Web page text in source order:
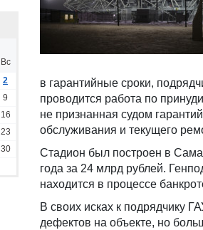
Вс
2
9
16
23
30
в гарантийные сроки,
проводится работа по
не признанная судом
обслуживания и текущего
Стадион был построен в
года за 24 млрд рублей.
находится в процессе
В своих исках к подрядчику
дефектов на объекте, но